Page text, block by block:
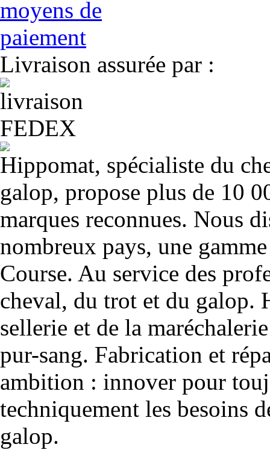
Livraison assurée par :
Hippomat, spécialiste du
galop, propose plus de 10
marques reconnues. Nous
nombreux pays, une
Course. Au service des
cheval, du trot et du galop.
sellerie et de la
pur-sang. Fabrication et
ambition : innover pour
techniquement les besoins
galop.